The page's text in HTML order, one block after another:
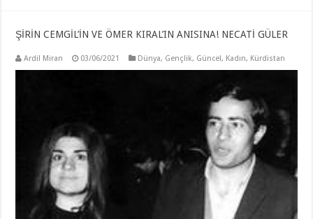
ŞİRİN CEMGİL’İN VE ÖMER KIRAL’IN ANISINA! NECATİ GÜLER
Ardil Miran 03/06/2021 Dünya, Gençlik, Güncel, Kadın, Kürdistan